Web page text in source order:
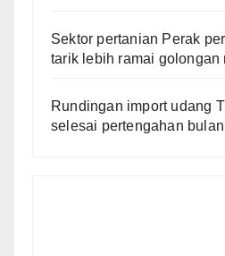
Sektor pertanian Perak
tarik lebih ramai golongan
Rundingan import udang
selesai pertengahan